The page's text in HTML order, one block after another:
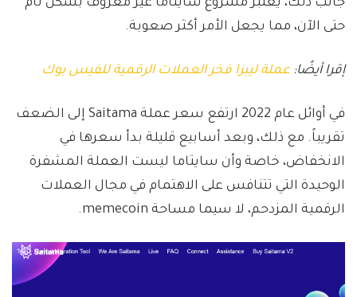
جانب ذلك، يعتبر مشروع سايتاما غير معروف بشكل تام
حتى الآن، مما يجعل الأمر أكثر صعوبة.
إقرا أيضًا: عملة ليبرا فخر العملات الرقمية للفيس بوك
في أوائل عام 2022 ارتفع سعر عملة Saitama إلى الضعف
تقريباً. مع ذلك، وبعد أسابيع قليلة بدأ سعرها في
الانخفاض، خاصة وأن سايتاما ليست العملة المشفرة
الوحيدة التي تتنافس على الاهتمام في مجال العملات
الرقمية المزدحم، لا سيما مساحة memecoin.